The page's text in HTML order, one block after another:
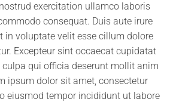
exercitation ullamco laboris
consequat. Duis aute irure
in voluptate velit esse cillum dolore
Excepteur sint occaecat cupidatat
qui officia deserunt mollit anim
ipsum dolor sit amet, consectetur
eiusmod tempor incididunt ut labore